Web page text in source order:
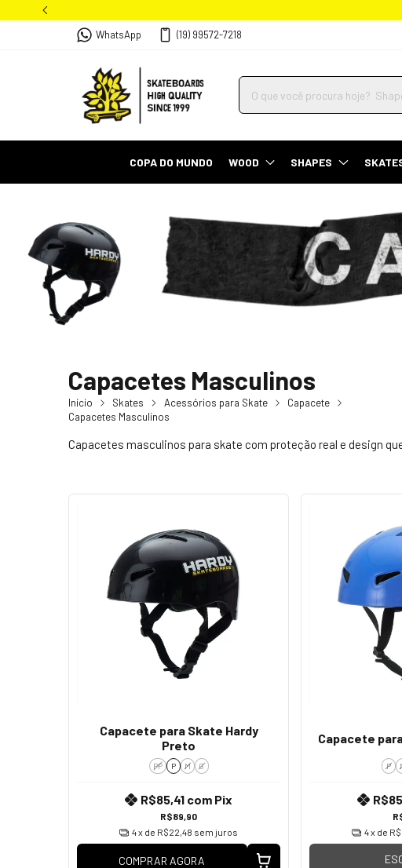
WhatsApp (19) 99572-7218
COPA DO MUNDO WOOD SHAPES
Capacetes Masculinos
Início Skates Acessórios para Skate
Capacete
Capacetes Masculinos
Capacetes masculinos para skate com proteção real e design
Capacete para Skate Hardy
Preto
PP P M G
R$89,90
R$85,41 com Pix
4x de R$22,48 sem juros
COMPRAR AGORA
Capacete
P
4x de